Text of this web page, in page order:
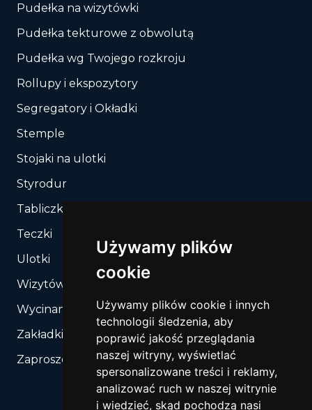
Używamy plików
cookie
Używamy plików cookie i innych
technologii śledzenia, aby
poprawić jakość przeglądania
naszej witryny, wyświetlać
spersonalizowane treści i reklamy,
analizować ruch w naszej witrynie
i wiedzieć, skąd pochodzą nasi
Pudełka na wizytówki
Pudełka tekturowe z obwolutą
Pudełka wg Twojego rozkroju
Rollupy i ekspozytory
Segregatory i Okładki
Stemple
Stojaki na ulotki
Styrodur
Tabliczki, Znaki
Teczki
Ulotki
Wizytówki
Wycinanie, Sztancowanie wg Twojego rozkroju
Zakładki do książek
Zaproszenia